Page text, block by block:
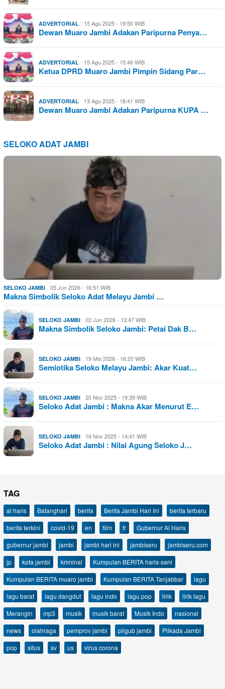
ADVERTORIAL 15 Agu 2025 - 19:50 WIB
Dewan Muaro Jambi Adakan Paripurna Penya…
ADVERTORIAL 15 Agu 2025 - 15:46 WIB
Ketua DPRD Muaro Jambi Pimpin Sidang Par…
ADVERTORIAL 13 Agu 2025 - 18:41 WIB
Dewan Muaro Jambi Adakan Paripurna KUPA …
SELOKO ADAT JAMBI
SELOKO JAMBI 05 Jun 2026 - 16:51 WIB
Makna Simbolik Seloko Adat Melayu Jambi …
SELOKO JAMBI 02 Jun 2026 - 13:47 WIB
Makna Simbolik Seloko Jambi: Petai Dak B…
SELOKO JAMBI 19 Mei 2026 - 16:20 WIB
Semiotika Seloko Melayu Jambi: Akar Kuat…
SELOKO JAMBI 20 Nov 2025 - 19:39 WIB
Seloko Adat Jambi : Makna Akar Menurut E…
SELOKO JAMBI 16 Nov 2025 - 14:41 WIB
Seloko Adat Jambi : Nilai Agung Seloko J…
TAG
al haris Batanghari berita Berita Jambi Hari Ini
berita terbaru
berita terkini
covid-19 en film fr
Gubernur Al Haris
gubernur jambi
jambi jambi hari ini jambiseru
jambiseru.com
jp
kota jambi kriminal
Kumpulan BERITA haris-sani
Kumpulan BERITA muaro jambi
Kumpulan BERITA Tanjabbar
lagu
lagu barat
lagu dangdut lagu indo lagu pop lirik
lirik lagu
Merangin
mp3 musik musik barat Musik Indo
nasional
news
olahraga pemprov jambi pilgub jambi
Pilkada Jambi
pop
situs sv us virus corona